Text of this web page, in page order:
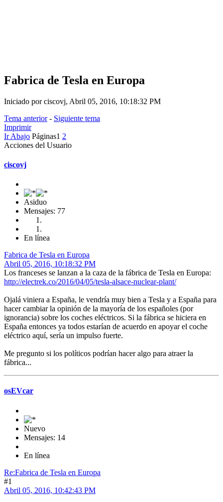
Fabrica de Tesla en Europa
Iniciado por ciscovj, Abril 05, 2016, 10:18:32 PM
Tema anterior- Siguiente tema
Imprimir
Ir Abajo Páginas1 2
Acciones del Usuario
ciscovj
Asiduo
Mensajes: 77
En línea
Fabrica de Tesla en Europa
Abril 05, 2016, 10:18:32 PM
Los franceses se lanzan a la caza de la fábrica de Tesla en Europa:
http://electrek.co/2016/04/05/tesla-alsace-nuclear-plant/
Ojalá viniera a España, le vendría muy bien a Tesla y a España para
hacer cambiar la opinión de la mayoría de los españoles (por
ignorancia) sobre los coches eléctricos. Si la fábrica se hiciera en
España entonces ya todos estarían de acuerdo en apoyar el coche
eléctrico aquí, sería un impulso fuerte.
Me pregunto si los políticos podrían hacer algo para atraer la
fábrica...
osEVcar
Nuevo
Mensajes: 14
En línea
Re:Fabrica de Tesla en Europa
#1
Abril 05, 2016, 10:42:43 PM